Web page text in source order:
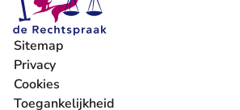
Sitemap
Privacy
Cookies
Toegankelijkheid